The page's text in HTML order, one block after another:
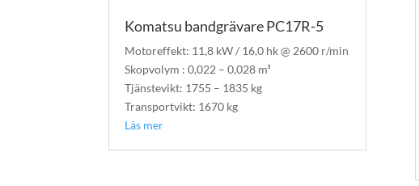
Komatsu bandgrävare PC17R-5
Motoreffekt: 11,8 kW / 16,0 hk @ 2600 r/min
Skopvolym : 0,022 – 0,028 m³
Tjänstevikt: 1755 – 1835 kg
Transportvikt: 1670 kg
Läs mer